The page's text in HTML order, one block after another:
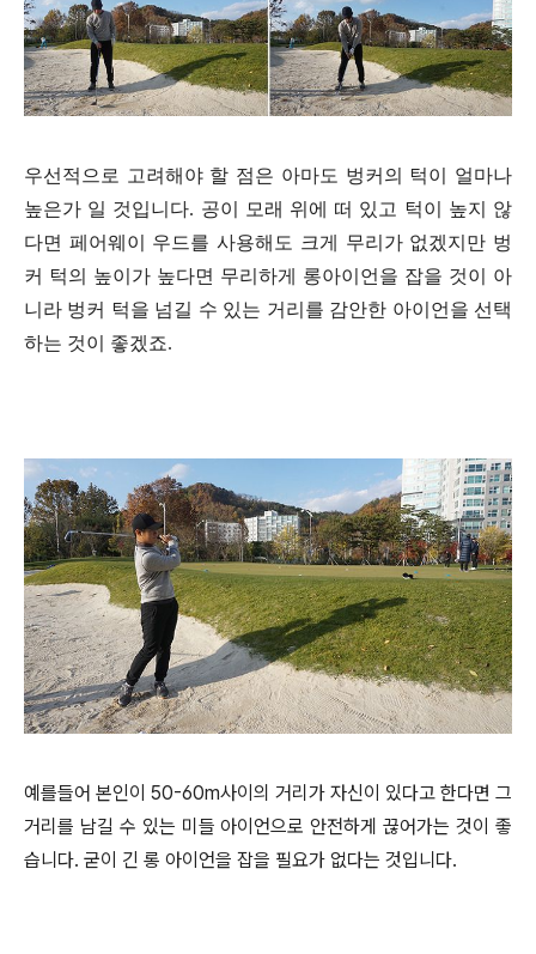
우선적으로 고려해야 할 점은 아마도 벙커의 턱이 얼마나
높은가 일 것입니다. 공이 모래 위에 떠 있고 턱이 높지 않
다면 페어웨이 우드를 사용해도 크게 무리가 없겠지만 벙
커 턱의 높이가 높다면 무리하게 롱아이언을 잡을 것이 아
니라 벙커 턱을 넘길 수 있는 거리를 감안한 아이언을 선택
하는 것이 좋겠죠.
예를들어 본인이 50-60m사이의 거리가 자신이 있다고 한다면 그
거리를 남길 수 있는 미들 아이언으로 안전하게 끊어가는 것이 좋
습니다. 굳이 긴 롱 아이언을 잡을 필요가 없다는 것입니다.